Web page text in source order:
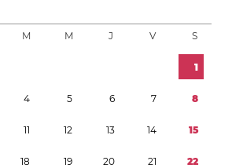
M M J V S
1
4 5 6 7 8
11 12 13 14 15
18 19 20 21 22